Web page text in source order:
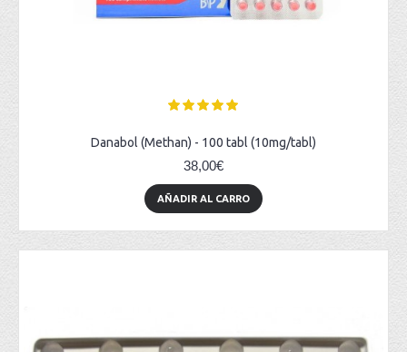
Danabol (Methan) - 100 tabl (10mg/tabl)
38,00€
AÑADIR AL CARRO